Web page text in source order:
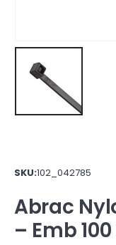
SKU:102_042785
Abrac
– Emb